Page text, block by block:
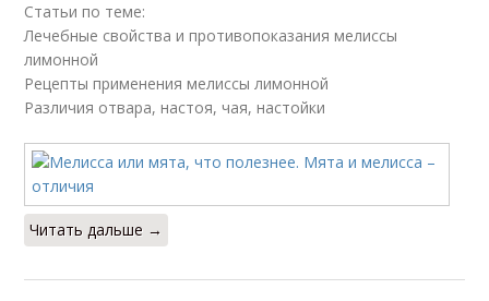
Статьи по теме:
Лечебные свойства и противопоказания мелиссы
лимонной
Рецепты применения мелиссы лимонной
Различия отвара, настоя, чая, настойки
Читать дальше →